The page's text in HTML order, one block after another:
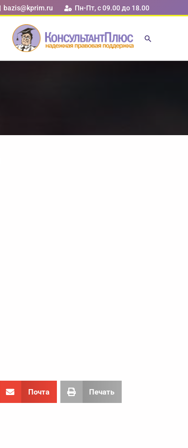
bazis@kprim.ru Пн-Пт, с 09.00 до 18.00
Почта Печать